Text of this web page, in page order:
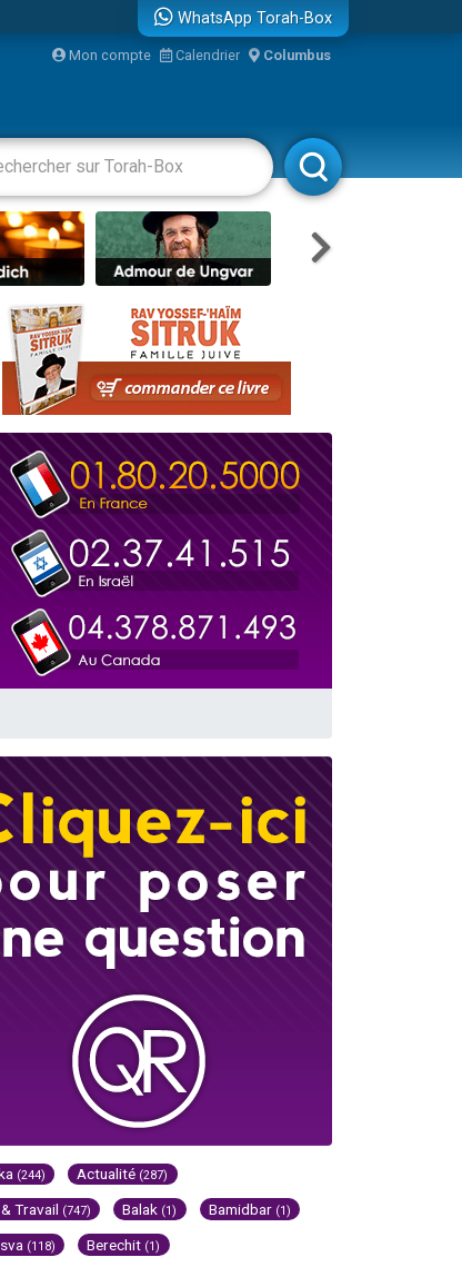
le temps
WhatsApp Torah-Box
Mon compte Calendrier Columbus
Divertissements Livres Rabbanim
(244) Actualité (287)
Travail (747) Balak (1) Bamidbar (1)
(118) Berechit (1)